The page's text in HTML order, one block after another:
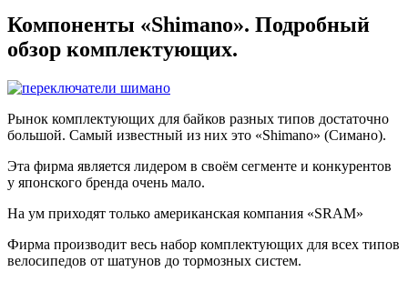
Компоненты «Shimano». Подробный
обзор комплектующих.
Рынок комплектующих для байков разных типов достаточно
большой. Самый известный из них это «Shimano» (Симано).
Эта фирма является лидером в своём сегменте и конкурентов
у японского бренда очень мало.
На ум приходят только американская компания «SRAM»
Фирма производит весь набор комплектующих для всех типов
велосипедов от шатунов до тормозных систем.